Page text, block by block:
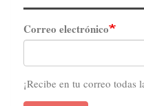
Correo electrónico
¡Recibe en tu correo todas